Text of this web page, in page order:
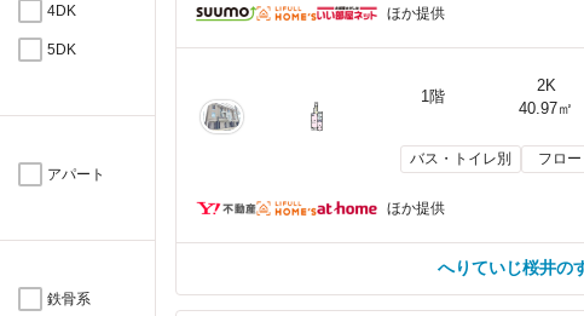
4DK
5DK
アパート
鉄骨系
ほか提供
1階
2K
40.97㎡
バス・トイレ別 フロ
ほか提供
へりていじ桜井の